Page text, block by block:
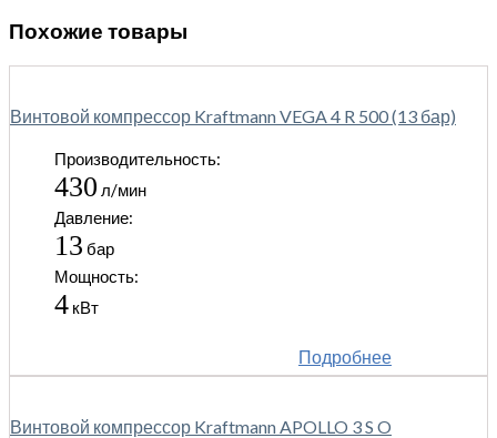
Похожие товары
Винтовой компрессор Kraftmann VEGA 4 R 500 (13 бар)
Производительность:
430 л/мин
Давление:
13 бар
Мощность:
4 кВт
Подробнее
Винтовой компрессор Kraftmann APOLLO 3 S O